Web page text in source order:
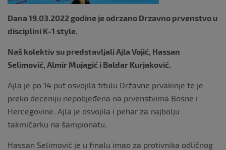
Dana 19.03.2022 godine je odrzano Drzavno prvenstvo u
disciplini K-1 style.
Naš kolektiv su predstavljali Ajla Vojić, Hassan
Selimović, Almir Mujagić i Baldar Kurjaković.
Ajla je po 14 put osvojila titulu Državne prvakinje te je
preko deceniju nepobjeđena na prvenstvima Bosne i
Hercegovine. Ajla je osvojila i pehar za najbolju
takmičarku na šampionatu.
Hassan Selimović je u finalu imao za protivnika odličnog